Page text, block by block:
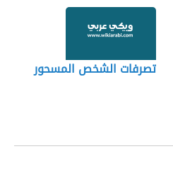
تصرفات الشخص المسحور